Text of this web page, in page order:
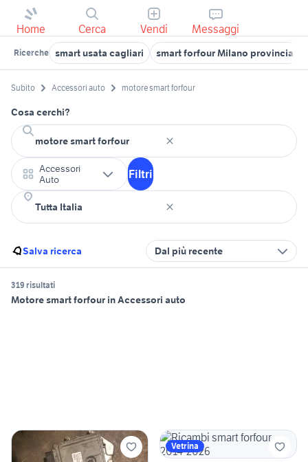
Home Cerca Vendi Messaggi
Ricerche smart usata cagliari smart forfour Milano provincia
Subito Accessori auto motore smart forfour
Cosa cerchi?
Accessori
Auto
Filtri
Salva ricerca Dal più recente
319 risultati
Motore smart forfour in Accessori auto
Vetrina